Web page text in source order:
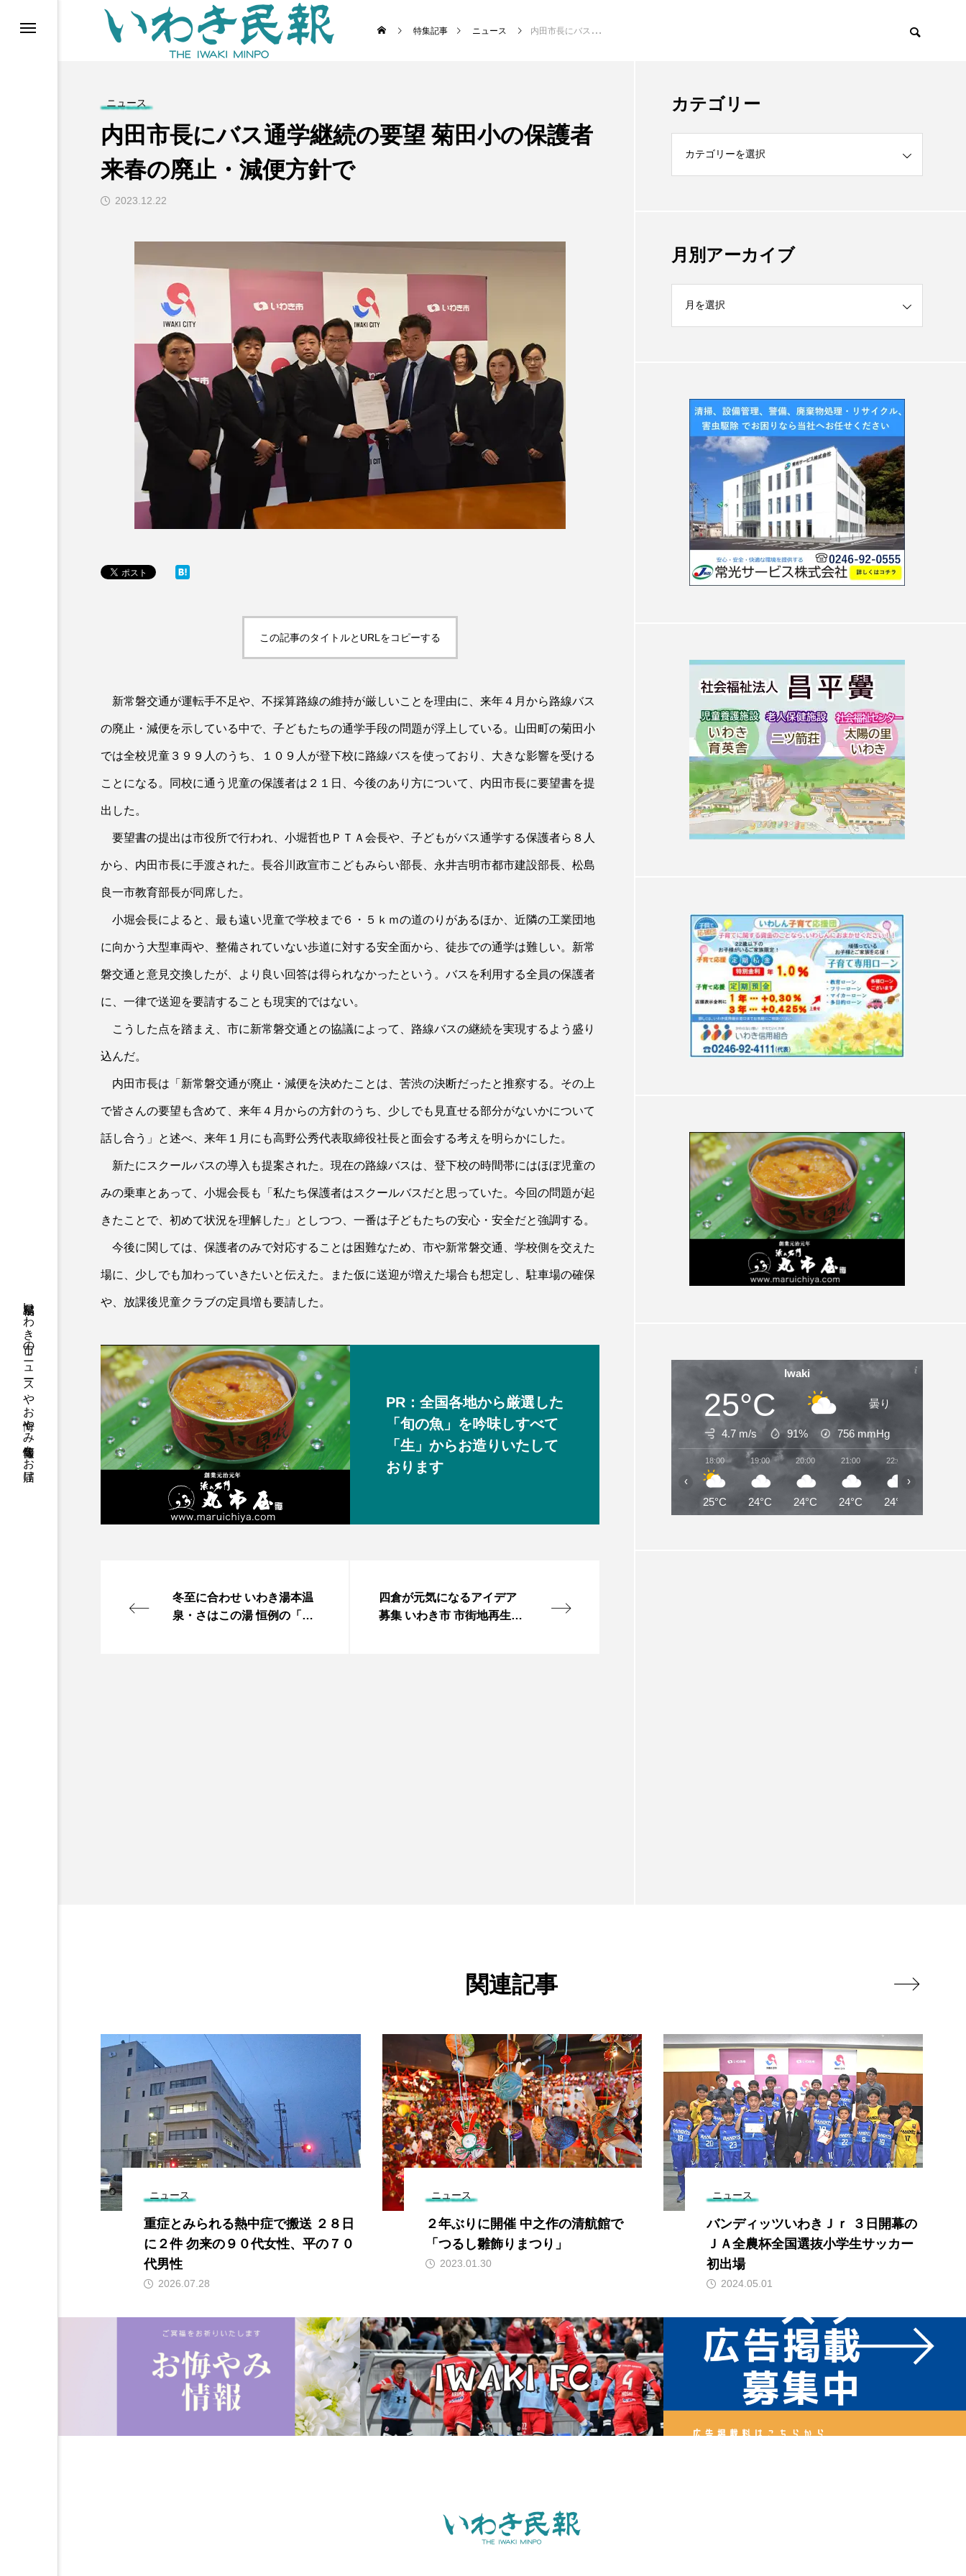
福島県いわき市のニュースやお悔やみ情報等をお届け
特集記事 ニュース 内田市長にバス通学継続の要望 菊田小の保護者 来春の廃止・減便方針で
ニュース
内田市長にバス通学継続の要望 菊田小の保護者
来春の廃止・減便方針で
2023.12.22
この記事のタイトルとURLをコピーする
新常磐交通が運転手不足や、不採算路線の維持が厳しいことを理由に、来年４月から路線バス
の廃止・減便を示している中で、子どもたちの通学手段の問題が浮上している。山田町の菊田小
では全校児童３９９人のうち、１０９人が登下校に路線バスを使っており、大きな影響を受ける
ことになる。同校に通う児童の保護者は２１日、今後のあり方について、内田市長に要望書を提
出した。
要望書の提出は市役所で行われ、小堀哲也ＰＴＡ会長や、子どもがバス通学する保護者ら８人
から、内田市長に手渡された。長谷川政宣市こどもみらい部長、永井吉明市都市建設部長、松島
良一市教育部長が同席した。
小堀会長によると、最も遠い児童で学校まで６・５ｋｍの道のりがあるほか、近隣の工業団地
に向かう大型車両や、整備されていない歩道に対する安全面から、徒歩での通学は難しい。新常
磐交通と意見交換したが、より良い回答は得られなかったという。バスを利用する全員の保護者
に、一律で送迎を要請することも現実的ではない。
こうした点を踏まえ、市に新常磐交通との協議によって、路線バスの継続を実現するよう盛り
込んだ。
内田市長は「新常磐交通が廃止・減便を決めたことは、苦渋の決断だったと推察する。その上
で皆さんの要望も含めて、来年４月からの方針のうち、少しでも見直せる部分がないかについて
話し合う」と述べ、来年１月にも高野公秀代表取締役社長と面会する考えを明らかにした。
新たにスクールバスの導入も提案された。現在の路線バスは、登下校の時間帯にはほぼ児童の
みの乗車とあって、小堀会長も「私たち保護者はスクールバスだと思っていた。今回の問題が起
きたことで、初めて状況を理解した」としつつ、一番は子どもたちの安心・安全だと強調する。
今後に関しては、保護者のみで対応することは困難なため、市や新常磐交通、学校側を交えた
場に、少しでも加わっていきたいと伝えた。また仮に送迎が増えた場合も想定し、駐車場の確保
や、放課後児童クラブの定員増も要請した。
PR：全国各地から厳選した
「旬の魚」を吟味しすべて
「生」からお造りいたして
おります
冬至に合わせ いわき湯本温
泉・さはこの湯 恒例の「ゆ
四倉が元気になるアイデア
募集 いわき市 市街地再生に
カテゴリー
月別アーカイブ
Iwaki
25°C 曇り
4.7 m/s 91% 756 mmHg
18:00
25°C
19:00
24°C
20:00
24°C
21:00
24°C
22:00
24°C
‹ ›
関連記事
ニュース
重症とみられる熱中症で搬送 ２８日
に２件 勿来の９０代女性、平の７０
代男性
2026.07.28
ニュース
２年ぶりに開催 中之作の清航館で
「つるし雛飾りまつり」
2023.01.30
ニュース
バンディッツいわきＪｒ ３日開幕の
ＪＡ全農杯全国選抜小学生サッカー
初出場
2024.05.01
